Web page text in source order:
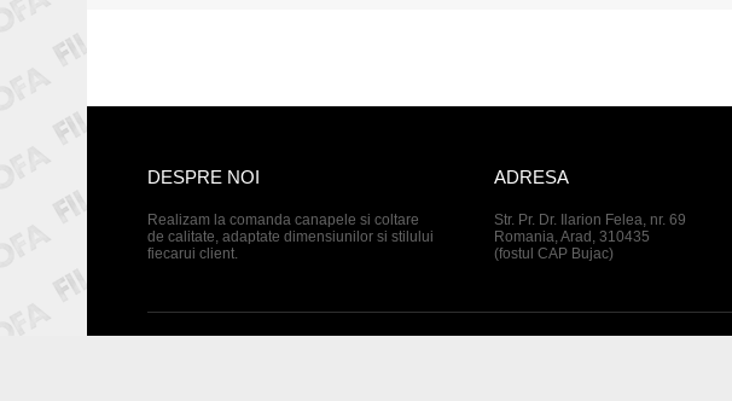
DESPRE NOI
Realizam la comanda canapele si coltare
de calitate, adaptate dimensiunilor si stilului
fiecarui client.
ADRESA
Str. Pr. Dr. Ilarion Felea, nr. 69
Romania, Arad, 310435
(fostul CAP Bujac)